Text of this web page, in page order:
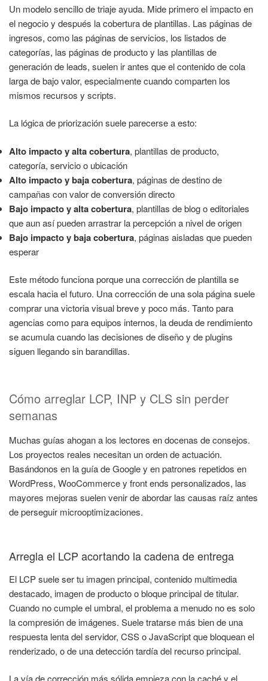
Un modelo sencillo de triaje ayuda. Mide primero el impacto en
el negocio y después la cobertura de plantillas. Las páginas de
ingresos, como las páginas de servicios, los listados de
categorías, las páginas de producto y las plantillas de
generación de leads, suelen ir antes que el contenido de cola
larga de bajo valor, especialmente cuando comparten los
mismos recursos y scripts.
La lógica de priorización suele parecerse a esto:
Alto impacto y alta cobertura, plantillas de producto,
categoría, servicio o ubicación
Alto impacto y baja cobertura, páginas de destino de
campañas con valor de conversión directo
Bajo impacto y alta cobertura, plantillas de blog o editoriales
que aun así pueden arrastrar la percepción a nivel de origen
Bajo impacto y baja cobertura, páginas aisladas que pueden
esperar
Este método funciona porque una corrección de plantilla se
escala hacia el futuro. Una corrección de una sola página suele
comprar una victoria visual breve y poco más. Tanto para
agencias como para equipos internos, la deuda de rendimiento
se acumula cuando las decisiones de diseño y de plugins
siguen llegando sin barandillas.
Cómo arreglar LCP, INP y CLS sin perder
semanas
Muchas guías ahogan a los lectores en docenas de consejos.
Los proyectos reales necesitan un orden de actuación.
Basándonos en la guía de Google y en patrones repetidos en
WordPress, WooCommerce y front ends personalizados, las
mayores mejoras suelen venir de abordar las causas raíz antes
de perseguir microoptimizaciones.
Arregla el LCP acortando la cadena de entrega
El LCP suele ser tu imagen principal, contenido multimedia
destacado, imagen de producto o bloque principal de titular.
Cuando no cumple el umbral, el problema a menudo no es solo
la compresión de imágenes. Suele tratarse más bien de una
respuesta lenta del servidor, CSS o JavaScript que bloquean el
renderizado, o de una detección tardía del recurso principal.